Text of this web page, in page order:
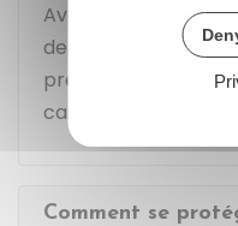
Avant de procéder
de définir par écrit
prendra en charge
cas de sinistre.
Comment se